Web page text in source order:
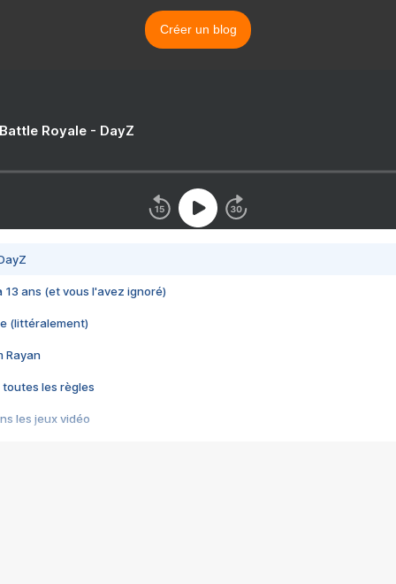
Créer un blog
Royale - DayZ
13 ans (et vous l'avez ignoré)
(littéralement)
Rayan
toutes les règles
les jeux vidéo